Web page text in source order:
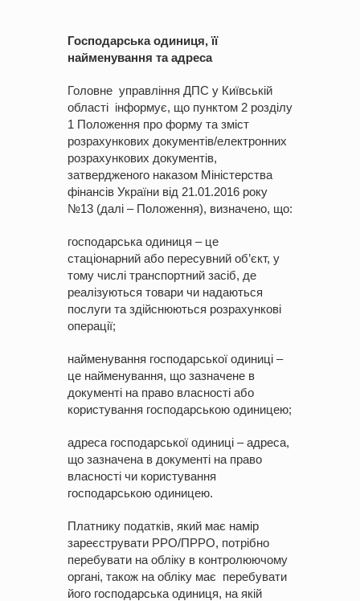
Господарська одиниця, її
найменування та адреса
Головне управління ДПС у Київській
області інформує, що пунктом 2 розділу
1 Положення про форму та зміст
розрахункових документів/електронних
розрахункових документів,
затвердженого наказом Міністерства
фінансів України від 21.01.2016 року
№13 (далі – Положення), визначено, що:
господарська одиниця – це
стаціонарний або пересувний об’єкт, у
тому числі транспортний засіб, де
реалізуються товари чи надаються
послуги та здійснюються розрахункові
операції;
найменування господарської одиниці –
це найменування, що зазначене в
документі на право власності або
користування господарською одиницею;
адреса господарської одиниці – адреса,
що зазначена в документі на право
власності чи користування
господарською одиницею.
Платнику податків, який має намір
зареєструвати РРО/ПРРО, потрібно
перебувати на обліку в контролюючому
органі, також на обліку має перебувати
його господарська одиниця, на якій